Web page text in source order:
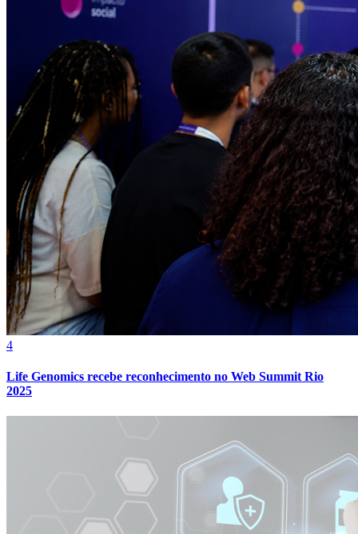
Fortaleza
4
Life Genomics recebe reconhecimento no Web Summit Rio
2025